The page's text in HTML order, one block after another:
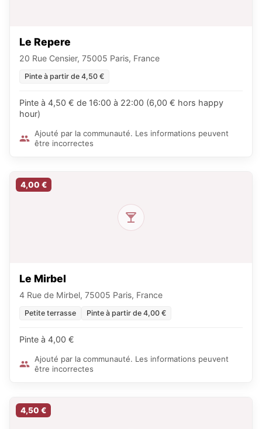
Le Repere
20 Rue Censier, 75005 Paris, France
Pinte à partir de 4,50 €
Pinte à 4,50 € de 16:00 à 22:00 (6,00 € hors happy
hour)
Ajouté par la communauté. Les informations peuvent
être incorrectes
4,00 €
Le Mirbel
4 Rue de Mirbel, 75005 Paris, France
Petite terrasse Pinte à partir de 4,00 €
Pinte à 4,00 €
Ajouté par la communauté. Les informations peuvent
être incorrectes
4,50 €